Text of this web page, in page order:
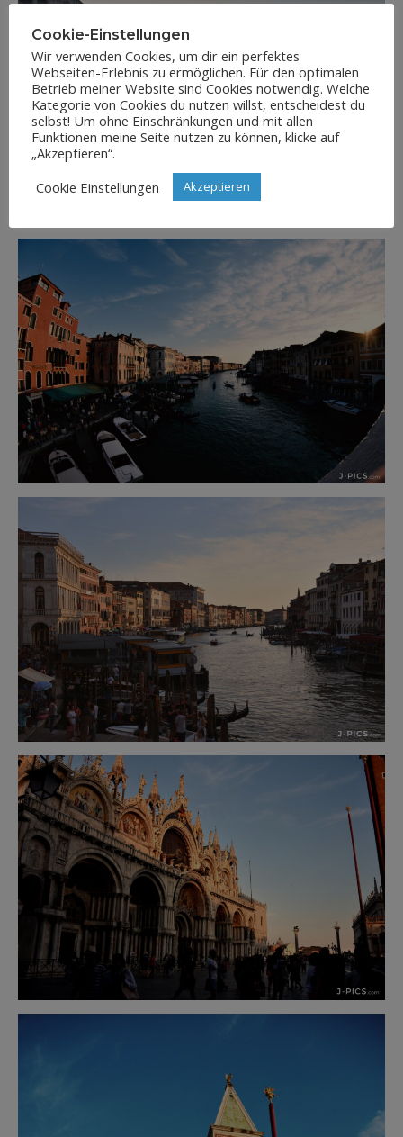
Cookie-Einstellungen
Wir verwenden Cookies, um dir ein perfektes
Webseiten-Erlebnis zu ermöglichen. Für den optimalen
Betrieb meiner Website sind Cookies notwendig. Welche
Kategorie von Cookies du nutzen willst, entscheidest du
selbst! Um ohne Einschränkungen und mit allen
Funktionen meine Seite nutzen zu können, klicke auf
„Akzeptieren“.
Cookie Einstellungen
Akzeptieren